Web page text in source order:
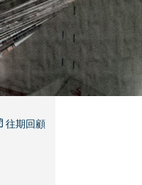
往期回顧